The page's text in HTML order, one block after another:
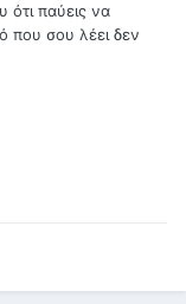
ότι παύεις να
που σου λέει δεν